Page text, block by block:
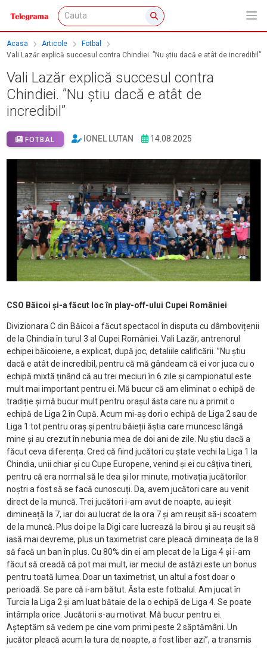
Acasa Articole
Fotbal
Vali Lazăr explică succesul contra Chindiei. ”Nu știu dacă e atât de incredibil”
Vali Lazăr explică succesul contra
Chindiei. ”Nu știu dacă e atât de
incredibil”
FOTBAL IONEL LUTAN 14.08.2025
CSO Băicoi și-a făcut loc în play-off-ului Cupei României
Divizionara C din Băicoi a făcut spectacol în disputa cu dâmbovițenii
de la Chindia în turul 3 al Cupei României. Vali Lazăr, antrenorul
echipei băicoiene, a explicat, după joc, detaliile calificării. ”Nu știu
dacă e atât de incredibil, pentru că mă gândeam că ei vor juca cu o
echipă mixtă ținând că au trei meciuri în 6 zile și campionatul este
mult mai important pentru ei. Mă bucur că am eliminat o echipă de
tradiție și mă bucur mult pentru orașul ăsta care nu a primit o
echipă de Liga 2 în Cupă. Acum mi-aș dori o echipă de Liga 2 sau de
Liga 1 tot pentru oraș și pentru băieții ăștia care muncesc lângă
mine și au crezut în nebunia mea de doi ani de zile. Nu știu dacă a
făcut ceva diferența. Cred că fiind jucători cu ștate vechi la Liga 1 la
Chindia, unii chiar și cu Cupe Europene, venind și ei cu câțiva tineri,
pentru că era normal să le dea și lor minute, motivația jucătorilor
noștri a fost să se facă cunoscuți. Da, avem jucători care au venit
direct de la muncă. Trei jucători i-am avut de noapte, au ieșit
dimineață la 7, iar doi au lucrat de la ora 7 și am reușit să-i scoatem
de la muncă. Plus doi pe la Digi care lucrează la birou și au reușit să
iasă mai devreme, plus un taximetrist care pleacă dimineața de la 8
să facă un ban în plus. Cu 80% din ei am plecat de la Liga 4 și i-am
făcut să creadă că pot mai mult, iar meciul de astăzi este un bonus
pentru toată lumea. Doar un taximetrist, un altul a fost doar o
perioadă. Se pare că i-am bătut. Ăsta este fotbalul. Am jucat în
Turcia la Liga 2 și am luat bătaie de la o echipă de Liga 4. Se poate
întâmpla orice. Jucătorii s-au motivat. Mă bucur pentru ei.
Așteptăm să vedem pe cine vom primi peste 2 săptămâni. Un
jucător pleacă acum la tura de noapte, a fost liber azi”, a transmis